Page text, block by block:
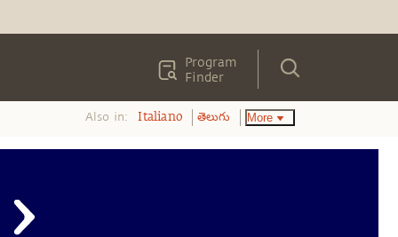
Program
Finder
Also in: Italiano తెలుగు More